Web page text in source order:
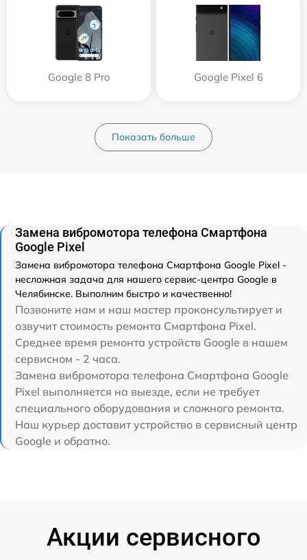
Google 8 Pro Google Pixel 6
Показать больше
Замена вибромотора телефона Смартфона
Google Pixel
Замена вибромотора телефона Смартфона Google Pixel -
несложная задача для нашего сервис-центра Google в
Челябинске. Выполним быстро и качественно!
Позвоните нам и наш мастер проконсультирует и
озвучит стоимость ремонта Смартфона Pixel.
Среднее время ремонта устройств Google в нашем
сервисном - 2 часа.
Замена вибромотора телефона Смартфона Google
Pixel выполняется на выезде, если не требует
специального оборудования и сложного ремонта.
Наш курьер доставит устройство в сервисный центр
Google и обратно.
Акции сервисного